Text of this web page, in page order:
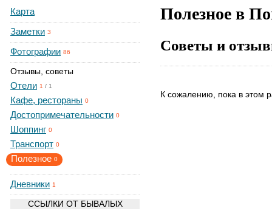
Карта
Заметки 3
Фотографии 86
Отзывы, советы
Отели 1 / 1
Кафе, рестораны 0
Достопримечательности 0
Шоппинг 0
Транспорт 0
Полезное 0
Дневники 1
ССЫЛКИ ОТ БЫВАЛЫХ
Полезное в
Советы и
К сожалению, пока в этом